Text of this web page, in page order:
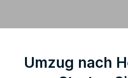
Umzug nach